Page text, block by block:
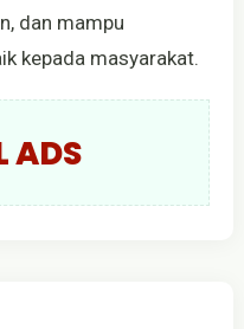
dan mampu
kepada masyarakat.
ADS